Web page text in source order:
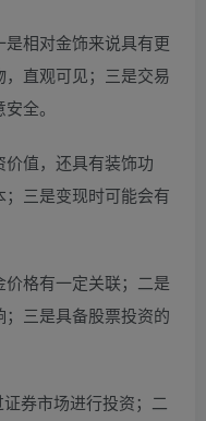
相对金饰来说具有更
直观可见；三是交易
全。
值，还具有装饰功
三是变现时可能会有
格有一定关联；二是
三是具备股票投资的
券市场进行投资；二